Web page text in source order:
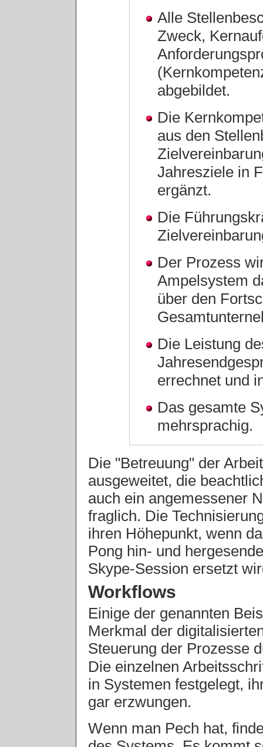
Alle
Zweck,
abgebildet.
Die
aus den
Jahresziele in
ergänzt.
Die
Der Prozess
Ampelsystem
über den
Die Leistung
errechnet und
Das gesamte
mehrsprachig.
Die "Betreuung" der
ausgeweitet, die
auch ein angemessener
fraglich. Die
ihren Höhepunkt, wenn
Pong hin- und
Skype-Session ersetzt
Workflows
Einige der genannten
Merkmal der
Steuerung der Prozesse
Die einzelnen
in Systemen festgelegt,
gar erzwungen.
Wenn man Pech hat,